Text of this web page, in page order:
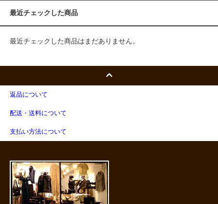
最近チェックした商品
最近チェックした商品はまだありません。
返品について
配送・送料について
支払い方法について